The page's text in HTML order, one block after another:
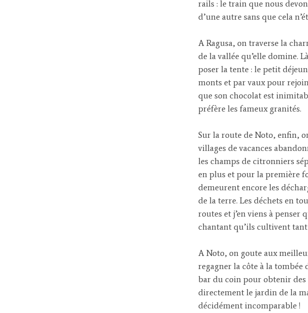
rails : le train que nous
d’une autre sans que cela
A Ragusa, on traverse la
de la vallée qu’elle domine.
poser la tente : le petit
monts et par vaux pour
que son chocolat est
préfère les fameux granités.
Sur la route de Noto, enfin,
villages de vacances
les champs de citronniers
en plus et pour la première
demeurent encore les
de la terre. Les déchets en
routes et j’en viens à penser
chantant qu’ils cultivent
A Noto, on goute aux
regagner la côte à la tombée
bar du coin pour obtenir des
directement le jardin de la
décidément incomparable !